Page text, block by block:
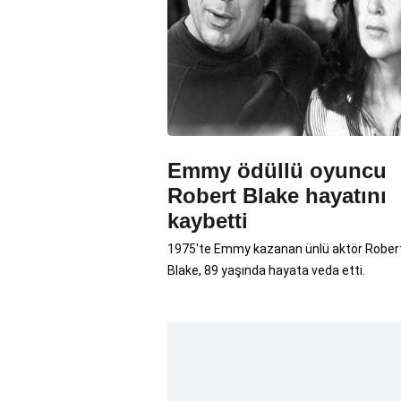
Emmy ödüllü oyuncu
Robert Blake hayatını
kaybetti
1975'te Emmy kazanan ünlü aktör
Blake, 89 yaşında hayata veda etti.